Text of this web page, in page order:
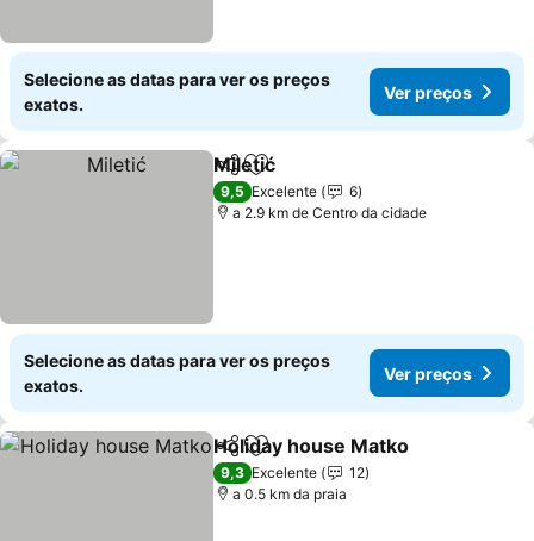
Selecione as datas para ver os preços
exatos.
Ver preços
PartilharAdicionar aos favoritos
Miletić
9,5 Excelente
6
a 2.9 km de Centro da cidade
Selecione as datas para ver os preços
exatos.
Ver preços
PartilharAdicionar aos favoritos
Holiday house Matko
9,3 Excelente
12
a 0.5 km da praia